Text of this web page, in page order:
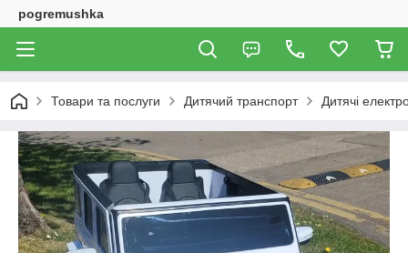
pogremushka
Товари та послуги Дитячий транспорт Дитячі